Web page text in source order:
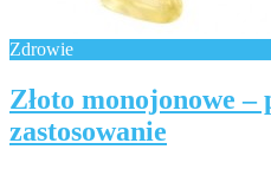
Zdrowie
Złoto monojonowe –
zastosowanie